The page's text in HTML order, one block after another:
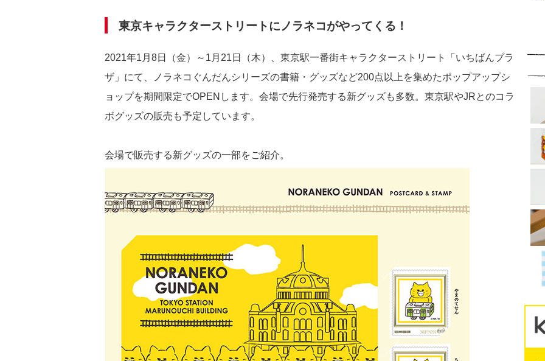
東京キャラクターストリートにノラネコがやってくる！
2021年1月8日（金）～1月21日（木）、東京駅一番街キャラクターストリート「いちばんプラ
ザ」にて、ノラネコぐんだんシリーズの書籍・グッズなど200点以上を集めたポップアップシ
ョップを期間限定でOPENします。会場で先行発売する新グッズも多数。東京駅やJRとのコラ
ボグッズの販売も予定しています。
会場で販売する新グッズの一部をご紹介。